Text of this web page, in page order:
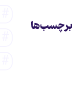
برچسب‌ها